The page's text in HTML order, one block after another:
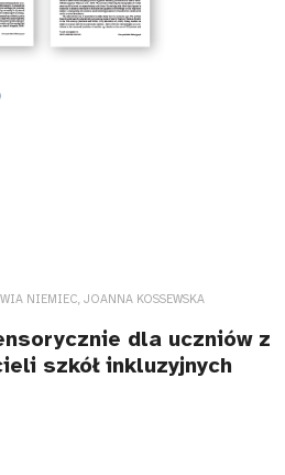
NIEMIEC, JOANNA KOSSEWSKA
dla uczniów z
szkół inkluzyjnych